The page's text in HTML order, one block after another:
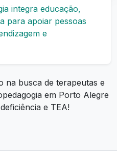
integra educação,
para apoiar pessoas
e
na busca de terapeutas e
em Porto Alegre
e TEA!